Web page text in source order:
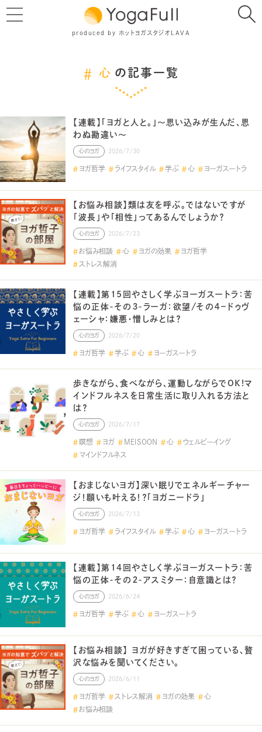
produced by ホットヨガスタジオLAVA
心 の記事一覧
【連載】「ヨガと人と。」～思い込みが生んだ、思
わぬ勘違い～
心のヨガ 2026/7/30
ヨガ哲学 ライフスタイル 学ぶ 心 ヨーガスートラ
【お悩み相談】類は友を呼ぶ。ではないですが
「波長」や「相性」ってあるんでしょうか？
心のヨガ 2026/7/23
お悩み相談 心 ヨガの効果
ヨガ哲学
ストレス解消
【連載】第15回やさしく学ぶヨーガスートラ：苦
悩の正体-その３-ラーガ：欲望/その４－ドゥヴ
ェーシャ：嫌悪・憎しみとは？
心のヨガ 2026/7/20
ヨガ哲学 学ぶ 心 ヨーガスートラ
歩きながら、食べながら、運動しながらでOK!マ
インドフルネスを日常生活に取り入れる方法と
は？
心のヨガ 2026/7/17
瞑想 ヨガ MEISOON 心
ウェルビーイング
マインドフルネス
【おまじないヨガ】深い眠りでエネルギーチャー
ジ！願いも叶える！？「ヨガニードラ」
心のヨガ 2026/7/13
ヨガ哲学 ライフスタイル 学ぶ 心 ヨーガスートラ
【連載】第14回やさしく学ぶヨーガスートラ：苦
悩の正体-その２-アスミター：自意識とは？
心のヨガ 2026/6/24
ヨガ哲学 学ぶ 心 ヨーガスートラ
【お悩み相談】 ヨガが好きすぎて困っている、贅
沢な悩みを聞いてください。
心のヨガ 2026/6/11
ヨガ哲学 ストレス解消 ヨガの効果
心
お悩み相談